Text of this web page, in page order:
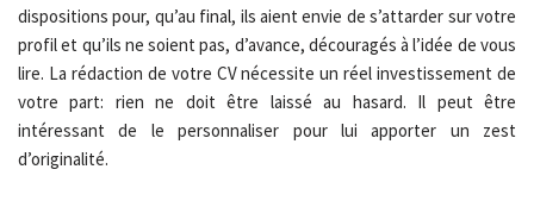
dispositions pour, qu’au final, ils aient envie de s’attarder sur votre
profil et qu’ils ne soient pas, d’avance, découragés à l’idée de vous
lire. La rédaction de votre CV nécessite un réel investissement de
votre part: rien ne doit être laissé au hasard. Il peut être
intéressant de le personnaliser pour lui apporter un zest
d’originalité.